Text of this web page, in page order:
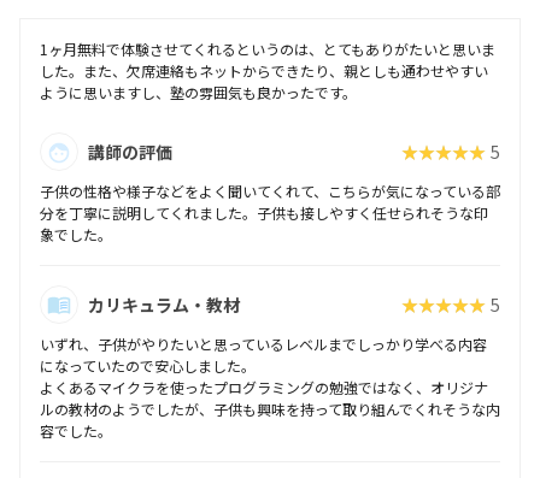
1ヶ月無料で体験させてくれるというのは、とてもありがたいと思いま
した。また、欠席連絡もネットからできたり、親としも通わせやすい
ように思いますし、塾の雰囲気も良かったです。
講師の評価 ★★★★★ 5
子供の性格や様子などをよく聞いてくれて、こちらが気になっている部
分を丁寧に説明してくれました。子供も接しやすく任せられそうな印
象でした。
カリキュラム・教材 ★★★★★ 5
いずれ、子供がやりたいと思っているレベルまでしっかり学べる内容
になっていたので安心しました。
よくあるマイクラを使ったプログラミングの勉強ではなく、オリジナ
ルの教材のようでしたが、子供も興味を持って取り組んでくれそうな内
容でした。